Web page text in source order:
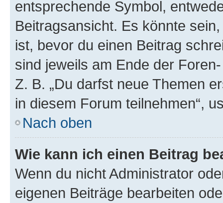
entsprechende Symbol,
Beitragsansicht. Es könnte
ist, bevor du einen Beitrag
sind jeweils am Ende der
Z. B. „Du darfst neue Themen
in diesem Forum teilnehmen“,
Nach oben
Wie kann ich einen Beitrag
Wenn du nicht Administrator
eigenen Beiträge bearbeiten